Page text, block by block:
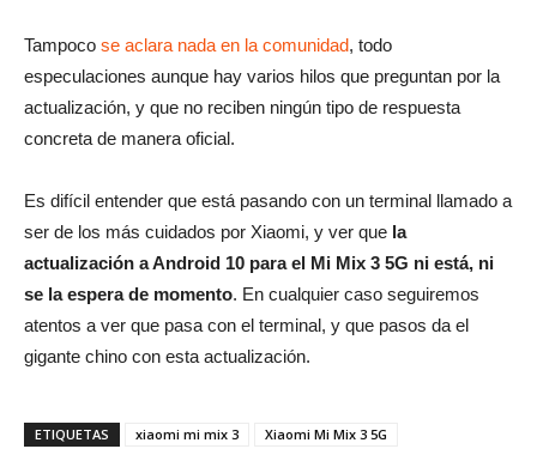
Tampoco se aclara nada en la comunidad, todo
especulaciones aunque hay varios hilos que preguntan por la
actualización, y que no reciben ningún tipo de respuesta
concreta de manera oficial.
Es difícil entender que está pasando con un terminal llamado a
ser de los más cuidados por Xiaomi, y ver que la
actualización a Android 10 para el Mi Mix 3 5G ni está, ni
se la espera de momento. En cualquier caso seguiremos
atentos a ver que pasa con el terminal, y que pasos da el
gigante chino con esta actualización.
ETIQUETAS xiaomi mi mix 3 Xiaomi Mi Mix 3 5G